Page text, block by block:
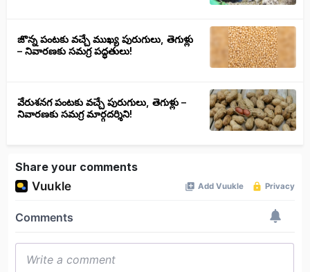
జొన్న పంటకు వచ్చే ముఖ్య పురుగులు, తెగుళ్లు
– నివారణకు సమగ్ర పద్ధతులు!
వేరుశనగ పంటకు వచ్చే పురుగులు, తెగుళ్లు –
నివారణకు సమగ్ర మార్గదర్శిని!
Share your comments